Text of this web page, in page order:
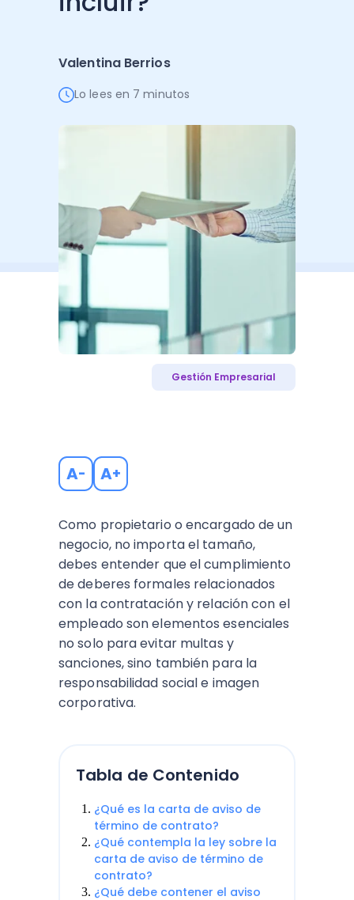
Ver todo
Ver TodoValentina Berrios
Lo lees en 7 minutos
Gestión Empresarial
A- A+
Como propietario o encargado de un
negocio, no importa el tamaño,
debes entender que el cumplimiento
de deberes formales relacionados
con la contratación y relación con el
empleado son elementos esenciales
no solo para evitar multas y
sanciones, sino también para la
responsabilidad social e imagen
corporativa.
Tabla de Contenido
¿Qué es la carta de aviso de
término de contrato?
¿Qué contempla la ley sobre la
carta de aviso de término de
contrato?
¿Qué debe contener el aviso